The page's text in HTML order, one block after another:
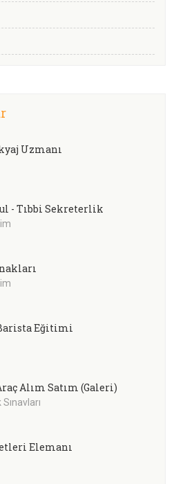
Uzmanı
- Tıbbi Sekreterlik
Eğitimi
Alım Satım (Galeri)
Elemanı